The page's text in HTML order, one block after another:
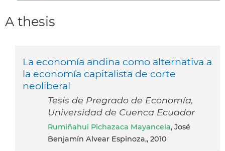
A thesis
La economía andina como alternativa a
la economía capitalista de corte
neoliberal
Tesis de Pregrado de Economía,
Universidad de Cuenca Ecuador
Rumiñahui Pichazaca Mayancela, José
Benjamín Alvear Espinoza,, 2010